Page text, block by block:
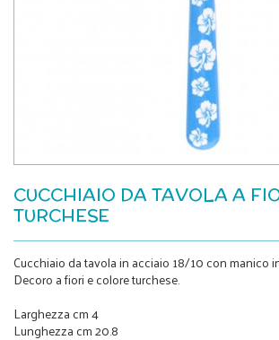
CUCCHIAIO DA TAVOLA A
TURCHESE
Cucchiaio da tavola in acciaio 18/10 con manico
Decoro a fiori e colore turchese.
Larghezza cm 4
Lunghezza cm 20.8